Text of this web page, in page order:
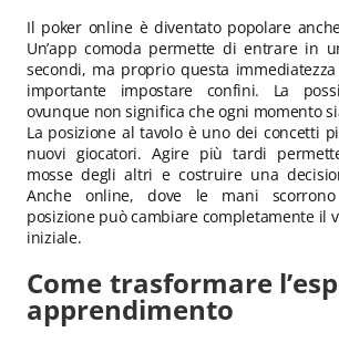
Il poker online è diventato popolare
Un’app comoda permette di entrare in
secondi, ma proprio questa
importante impostare confini. La
ovunque non significa che ogni momento
La posizione al tavolo è uno dei concetti
nuovi giocatori. Agire più tardi
mosse degli altri e costruire una
Anche online, dove le mani scorrono
posizione può cambiare completamente il
iniziale.
Come trasformare
apprendimento